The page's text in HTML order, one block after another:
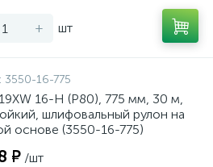
+ шт
3550-16-775
16-H (Р80), 775 мм, 30 м,
шлифовальный рулон на
основе (3550-16-775)
₽ /шт